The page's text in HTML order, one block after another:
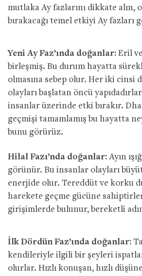
mutlaka Ay fazlarını dikkate alın,
bırakacağı temel etkiyi Ay fazları
Yeni Ay Faz’ında doğanlar: Eril
birleşmiş. Bu durum hayatta
olmasına sebep olur. Her iki cinsi
olayları başlatan öncü
insanlar üzerinde etki bırakır.
geçmişi tamamlamış bu hayatta
bunu görürüz.
Hilal Fazı’nda doğanlar: Ayın
görünür. Bu insanlar olayları
enerjide olur. Tereddüt ve korku
harekete geçme gücüne
girişimlerde bulunur, bereketli
İlk Dördün Faz’ında doğanlar:
kendileriyle ilgili bir şeyleri
olurlar. Hızlı konuşan, hızlı